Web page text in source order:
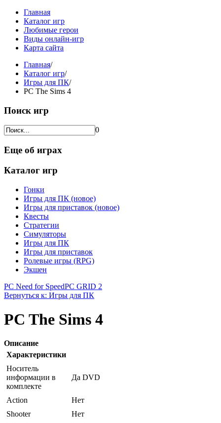
Главная
Каталог игр
Любимые герои
Виды онлайн-игр
Карта сайта
Главная/
Каталог игр/
Игры для ПК/
PC The Sims 4
Поиск игр
0
Еще об играх
Каталог игр
Гонки
Игры для ПК (новое)
Игры для приставок (новое)
Квесты
Стратегии
Симуляторы
Игры для ПК
Игры для приставок
Ролевые игры (RPG)
Экшен
PC Need for SpeedPC GRID 2
Вернуться к: Игры для ПК
PC The Sims 4
Описание
Характеристики
Носитель
информации в
комплекте
Да DVD
Action
Нет
Shooter
Нет